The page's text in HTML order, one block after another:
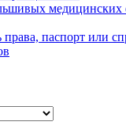
медицинских
права, паспорт или